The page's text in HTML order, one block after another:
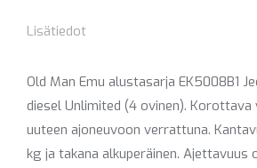
Lisätiedot
Old Man Emu alustasarja EK5008B1
diesel Unlimited (4 ovinen).
uuteen ajoneuvoon verrattuna.
kg ja takana alkuperäinen. Ajettavuus